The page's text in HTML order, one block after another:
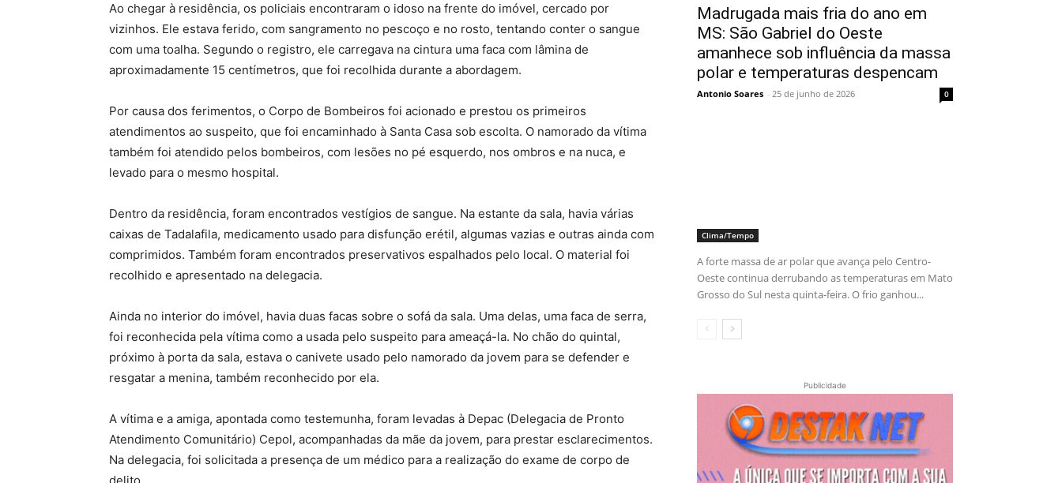
Ao chegar à residência, os policiais encontraram o idoso na frente do imóvel, cercado por
vizinhos. Ele estava ferido, com sangramento no pescoço e no rosto, tentando conter o sangue
com uma toalha. Segundo o registro, ele carregava na cintura uma faca com lâmina de
aproximadamente 15 centímetros, que foi recolhida durante a abordagem.
Por causa dos ferimentos, o Corpo de Bombeiros foi acionado e prestou os primeiros
atendimentos ao suspeito, que foi encaminhado à Santa Casa sob escolta. O namorado da vítima
também foi atendido pelos bombeiros, com lesões no pé esquerdo, nos ombros e na nuca, e
levado para o mesmo hospital.
Dentro da residência, foram encontrados vestígios de sangue. Na estante da sala, havia várias
caixas de Tadalafila, medicamento usado para disfunção erétil, algumas vazias e outras ainda com
comprimidos. Também foram encontrados preservativos espalhados pelo local. O material foi
recolhido e apresentado na delegacia.
Ainda no interior do imóvel, havia duas facas sobre o sofá da sala. Uma delas, uma faca de serra,
foi reconhecida pela vítima como a usada pelo suspeito para ameaçá-la. No chão do quintal,
próximo à porta da sala, estava o canivete usado pelo namorado da jovem para se defender e
resgatar a menina, também reconhecido por ela.
A vítima e a amiga, apontada como testemunha, foram levadas à Depac (Delegacia de Pronto
Atendimento Comunitário) Cepol, acompanhadas da mãe da jovem, para prestar esclarecimentos.
Na delegacia, foi solicitada a presença de um médico para a realização do exame de corpo de
Madrugada mais fria do ano em
MS: São Gabriel do Oeste
amanhece sob influência da massa
polar e temperaturas despencam
Antonio Soares - 25 de junho de 2026 0
Clima/Tempo
A forte massa de ar polar que avança pelo Centro-
Oeste continua derrubando as temperaturas em Mato
Grosso do Sul nesta quinta-feira. O frio ganhou...
Publicidade